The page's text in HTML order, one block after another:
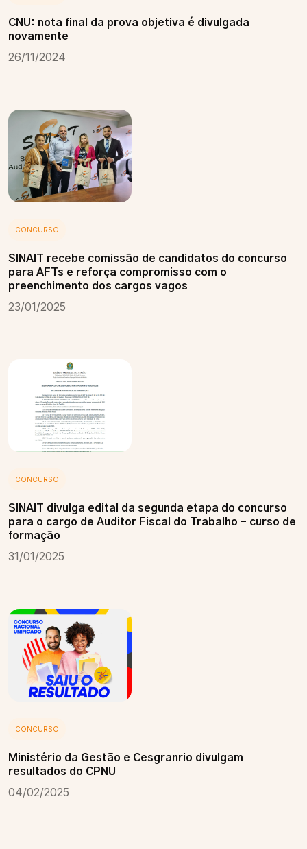
CNU: nota final da prova objetiva é divulgada
novamente
26/11/2024
CONCURSO
SINAIT recebe comissão de candidatos do concurso
para AFTs e reforça compromisso com o
preenchimento dos cargos vagos
23/01/2025
CONCURSO
SINAIT divulga edital da segunda etapa do concurso
para o cargo de Auditor Fiscal do Trabalho – curso de
formação
31/01/2025
CONCURSO
Ministério da Gestão e Cesgranrio divulgam
resultados do CPNU
04/02/2025